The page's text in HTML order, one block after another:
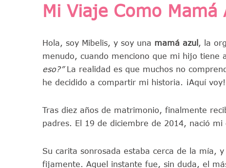
Mi Viaje Como Mamá
Hola, soy Mibelis, y soy una mamá azul , la
menudo, cuando menciono que mi hijo tiene
eso?”La realidad es que muchos no
he decidido a compartir mi historia. ¡Aquí voy!
Tras diez años de matrimonio, finalmente
padres. El 19 de diciembre de 2014, nació
Su carita sonrosada estaba cerca de la mía,
fijamente. Aquel instante fue, sin duda, el